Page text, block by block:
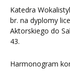
Katedra
br. na dyplomy
Aktorskiego do
43.
Harmonogram